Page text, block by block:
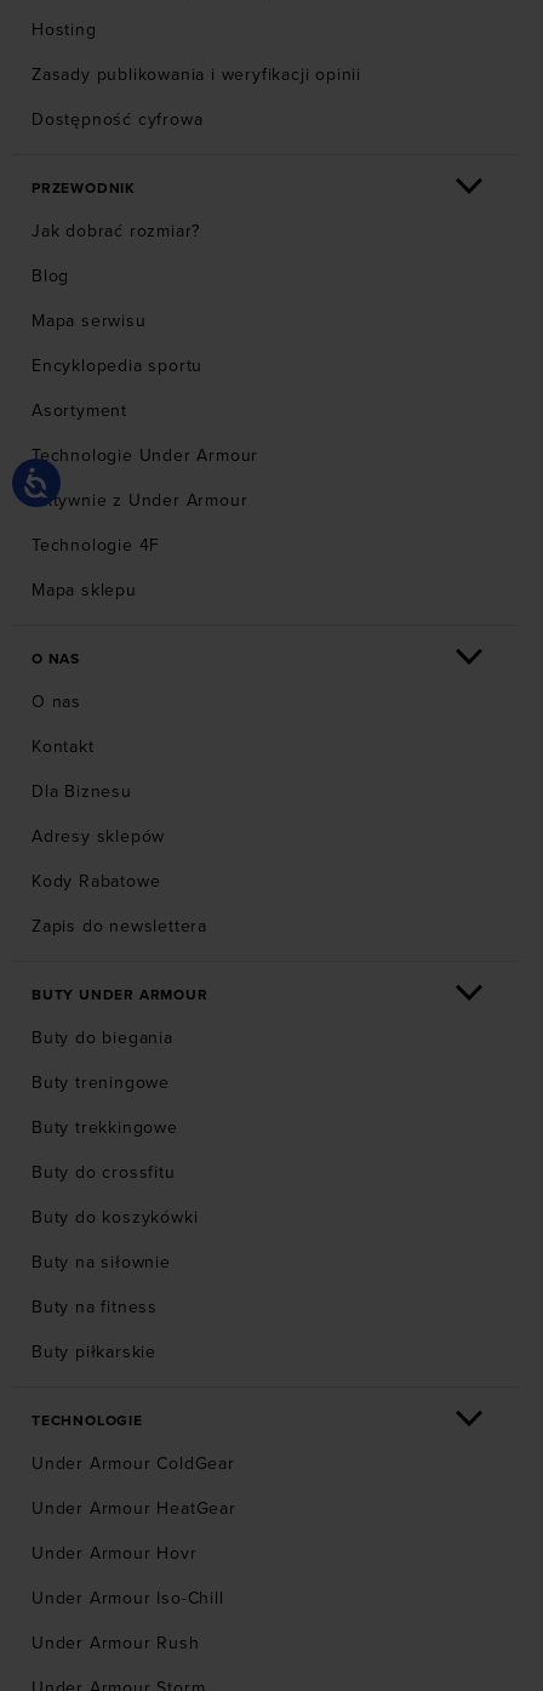
Hosting
Zasady publikowania i weryfikacji opinii
Dostępność cyfrowa
PRZEWODNIK
Jak dobrać rozmiar?
Blog
Mapa serwisu
Encyklopedia sportu
Asortyment
Technologie Under Armour
Aktywnie z Under Armour
Technologie 4F
Mapa sklepu
O NAS
O nas
Kontakt
Dla Biznesu
Adresy sklepów
Kody Rabatowe
Zapis do newslettera
BUTY UNDER ARMOUR
Buty do biegania
Buty treningowe
Buty trekkingowe
Buty do crossfitu
Buty do koszykówki
Buty na siłownie
Buty na fitness
Buty piłkarskie
TECHNOLOGIE
Under Armour ColdGear
Under Armour HeatGear
Under Armour Hovr
Under Armour Iso-Chill
Under Armour Rush